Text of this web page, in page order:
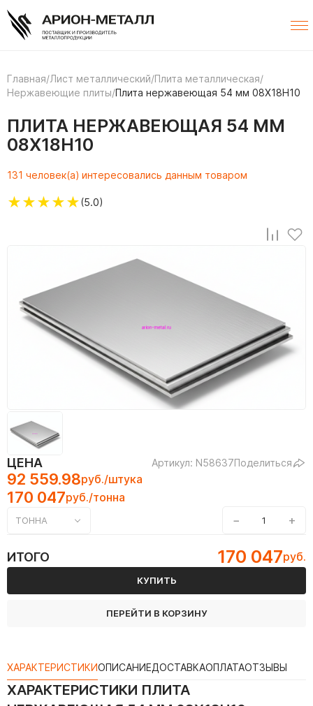
Главная/Лист металлический/Плита металлическая/
Нержавеющие плиты/Плита нержавеющая 54 мм 08Х18Н10
ПЛИТА НЕРЖАВЕЮЩАЯ 54 ММ
08Х18Н10
131 человек(а) интересовались данным товаром
★★★★★(5.0)
ЦЕНА Артикул: N58637Поделиться
92 559.98руб./штука
170 047руб./тонна
ТОННА − +
ИТОГО 170 047руб.
КУПИТЬ
ПЕРЕЙТИ В КОРЗИНУ
ХАРАКТЕРИСТИКИОПИСАНИЕДОСТАВКАОПЛАТАОТЗЫВЫ
ХАРАКТЕРИСТИКИ ПЛИТА